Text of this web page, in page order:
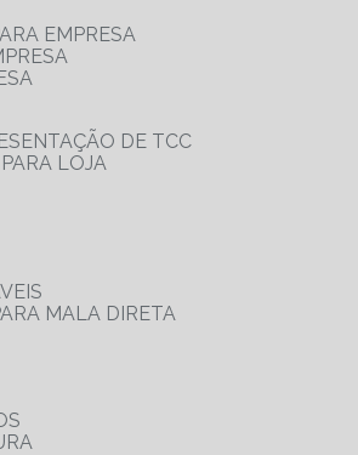
EMPRESA
DE TCC
PARA LOJA
MALA DIRETA